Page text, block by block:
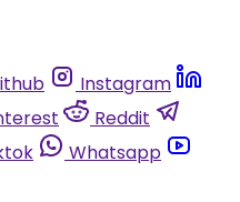
Instagram
Reddit
Whatsapp